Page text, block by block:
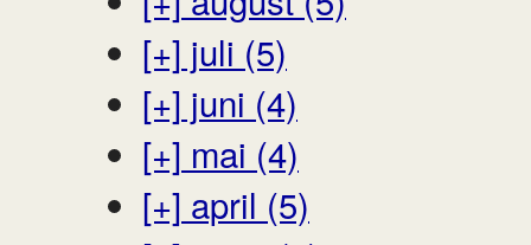
[+] juli (5)
[+] juni (4)
[+] mai (4)
[+] april (5)